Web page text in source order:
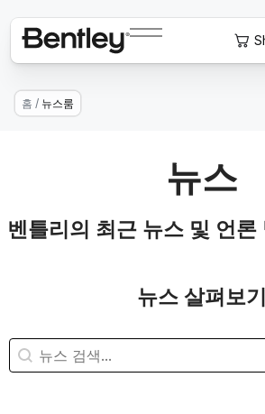
홈 / 뉴스룸
뉴스
벤틀리의 최근 뉴스 및 언론
뉴스 살펴보기
뉴스 검색
콘텐츠 검색